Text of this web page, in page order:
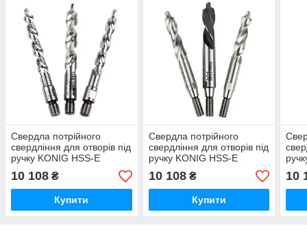
Свердла потрійного
свердління для отворів під
ручку KONIG HSS-E
ELUMATEС MT 05
10 108 ₴
Купити
Свердла потрійного
свердління для отворів під
ручку KONIG HSS-E
KABAN MT 09
10 108₴
Купити
10